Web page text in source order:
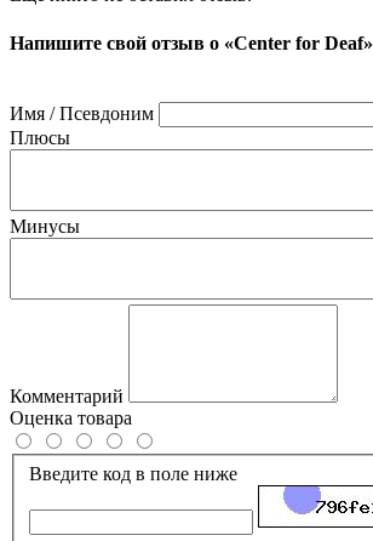
Напишите свой отзыв о «Center for Deaf»
Имя / Псевдоним
Плюсы
Минусы
Комментарий
Оценка товара
Введите код в поле ниже